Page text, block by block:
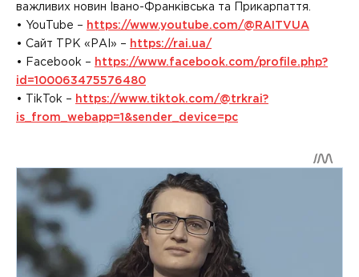
важливих новин Івано-Франківська та Прикарпаття.
• YouTube – https://www.youtube.com/@RAITVUA
• Сайт ТРК «РАІ» – https://rai.ua/
• Facebook – https://www.facebook.com/profile.php?
id=100063475576480
• TikTok – https://www.tiktok.com/@trkrai?
is_from_webapp=1&sender_device=pc